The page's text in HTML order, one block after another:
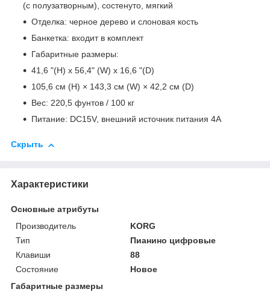
(с полузатворным), состенуто, мягкий
Отделка: черное дерево и слоновая кость
Банкетка: входит в комплект
Габаритные размеры:
41,6 "(H) x 56,4" (W) x 16,6 "(D)
105,6 см (H) × 143,3 см (W) × 42,2 см (D)
Вес: 220,5 фунтов / 100 кг
Питание: DC15V, внешний источник питания 4A
Скрыть
Характеристики
Основные атрибуты
Производитель
KORG
Тип
Пианино цифровые
Клавиши
88
Состояние
Новое
Габаритные размеры